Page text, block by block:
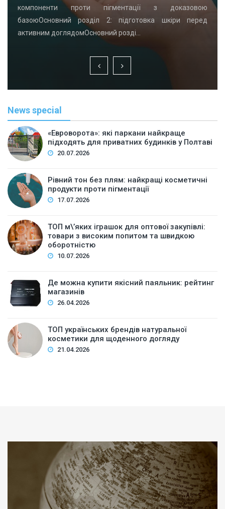
компоненти проти пігментації з доказовою
базоюОсновний розділ 2: підготовка шкіри перед
активним доглядомОсновний розді…
News special
«Евроворота»: які паркани найкраще
підходять для приватних будинків у Полтаві
20.07.2026
Рівний тон без плям: найкращі косметичні
продукти проти пігментації
17.07.2026
ТОП м\’яких іграшок для оптової закупівлі:
товари з високим попитом та швидкою
оборотністю
10.07.2026
Де можна купити якісний паяльник: рейтинг
магазинів
26.04.2026
ТОП українських брендів натуральної
косметики для щоденного догляду
21.04.2026